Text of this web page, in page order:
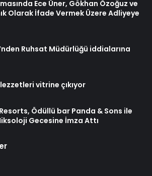
Ece Üner, Gökhan Özoğuz ve
Olarak İfade Vermek Üzere Adliyeye
Ruhsat Müdürlüğü iddialarına
vitrine çıkıyor
Ödüllü bar Panda & Sons ile
Gecesine İmza Attı